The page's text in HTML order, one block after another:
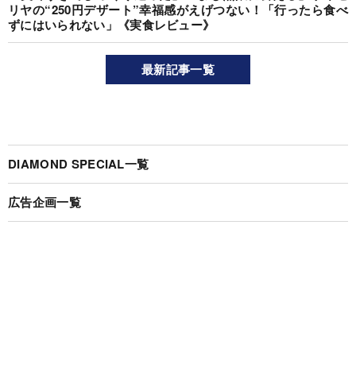
リヤの“250円デザート”幸福感がえげつない！「行ったら食べ
ずにはいられない」《実食レビュー》
最新記事一覧
DIAMOND SPECIAL一覧
広告企画一覧